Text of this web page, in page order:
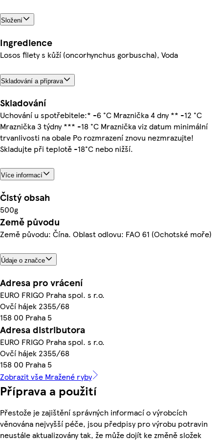
Složení
Ingredience
Losos filety s kůží (oncorhynchus gorbuscha), Voda
Skladování a příprava
Skladování
Uchování u spotřebitele:* -6 °C Mraznička 4 dny ** -12 °C
Mraznička 3 týdny *** -18 °C Mraznička viz datum minimální
trvanlivosti na obale Po rozmrazení znovu nezmrazujte!
Skladujte při teplotě -18°C nebo nižší.
Více informací
Čistý obsah
500g
Země původu
Země původu: Čína. Oblast odlovu: FAO 61 (Ochotské moře)
Údaje o značce
Adresa pro vrácení
EURO FRIGO Praha spol. s r.o.
Ovčí hájek 2355/68
158 00 Praha 5
Adresa distributora
EURO FRIGO Praha spol. s r.o.
Ovčí hájek 2355/68
158 00 Praha 5
Zobrazit vše Mražené ryby
Příprava a použití
Přestože je zajištění správných informací o výrobcích
věnována nejvyšší péče, jsou předpisy pro výrobu potravin
neustále aktualizovány tak, že může dojít ke změně složek